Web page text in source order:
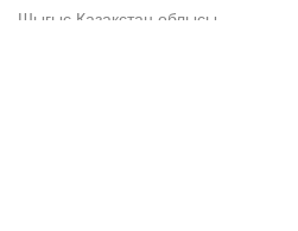
Шығыс Қазақстан облысы